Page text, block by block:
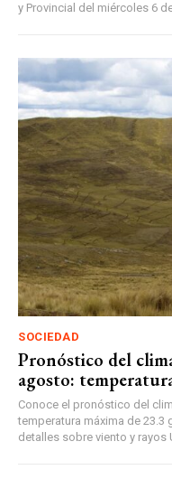
y Provincial del miércoles 6
SOCIEDAD
Pronóstico del
agosto:
Conoce el pronóstico del
temperatura máxima de
detalles sobre viento y rayos